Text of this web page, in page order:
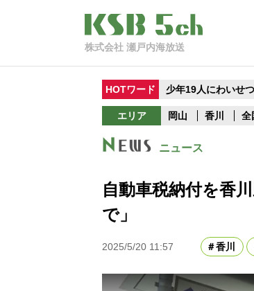
株式会社 瀬戸内海放送
HOTワード 少年19人にわいせ
エリア 岡山 香川 全
ニュース
自動車税納付を香
で」
2025/5/20 11:57 香川